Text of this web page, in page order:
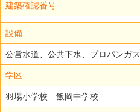
建築確認番号
設備
公営水道、公共下水、プロパンガス
学区
羽場小学校 飯岡中学校